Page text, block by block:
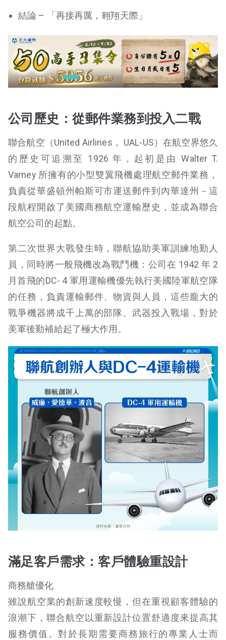
結論 – 「再接再厲，翱翔天際」
公司歷史：從郵件業務到投入二戰
聯合航空（United Airlines， UAL-US）在航空界悠久
的歷史可追溯至 1926 年，起初是由 Walter T.
Varney 所擁有的小型雙翼飛機處理航空郵件業務，
負責從華盛頓州帕斯可市運送郵件到內華達州－這
段航程開啟了美國商務航空運輸歷史，並成為聯合
航空公司的起點。
第二次世界大戰發生時，聯航協助美軍訓練地勤人
員，同時將一般飛機改為戰鬥機：公司在 1942 年 2
月首飛的DC- 4 軍用運輸機優先執行美國陸軍航空隊
的任務，負責運輸郵件、物資與人員，這些龐大的
戰爭機器將成千上萬的部隊、武器投入戰場，對於
美軍後勤補給起了極大作用。
滿足客戶需求：客戶體驗重設計
商務艙優化
雖說航空業的創新速度較慢，但在重視顧客體驗的
浪潮下，聯合航空以重新設計位置舒適度來提高其
服務價值。對於長期需要商務旅行的專業人士而